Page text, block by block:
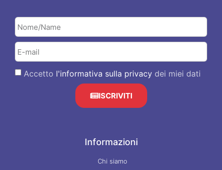
Accetto l'informativa sulla privacy dei miei dati
ISCRIVITI
Informazioni
Chi siamo